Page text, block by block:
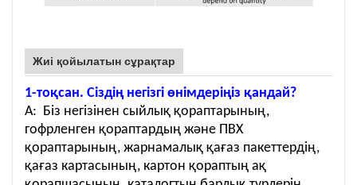
Жиі қойылатын сұрақтар
1-тоқсан. Сіздің негізгі өнімдеріңіз қандай?
A: Біз негізінен сыйлық қораптарының,
гофрленген қораптардың және ПВХ
қораптарының, жарнамалық қағаз пакеттердің,
қағаз картасының, картон қораптың ақ